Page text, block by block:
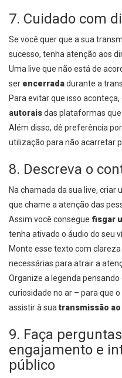
7. Cuidado com
Se você quer que a sua
sucesso, tenha atenção aos
Uma live que não está de
ser encerradadurante a
Para evitar que isso aconteça,
autoraisdas plataformas
Além disso, dê preferência
utilização para não acarretar
8. Descreva o
Na chamada da sua live,
que chame a atenção das
Assim você consegue fisgar
tenha ativado o áudio do seu
Monte esse texto com
necessárias para atrair a
Organize a legenda
curiosidade no ar – para que
assistir à suatransmissão ao
9. Faça
engajamento e
público